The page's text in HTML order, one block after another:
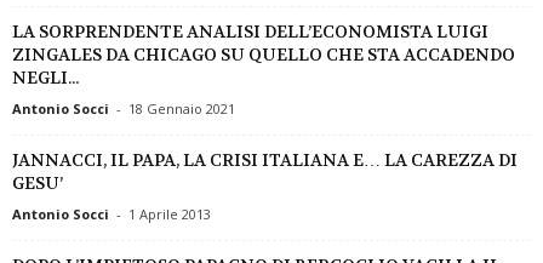
LA SORPRENDENTE ANALISI DELL’ECONOMISTA LUIGI
ZINGALES DA CHICAGO SU QUELLO CHE STA ACCADENDO
NEGLI...
Antonio Socci - 18 Gennaio 2021
JANNACCI, IL PAPA, LA CRISI ITALIANA E… LA CAREZZA DI
GESU’
Antonio Socci - 1 Aprile 2013